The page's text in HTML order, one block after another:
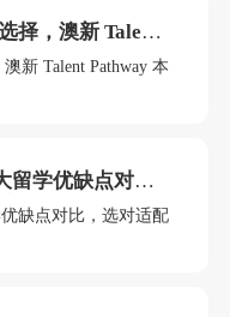
择，澳新 Talent
新 Talent Pathway 本
留学优缺点对
缺点对比，选对适配